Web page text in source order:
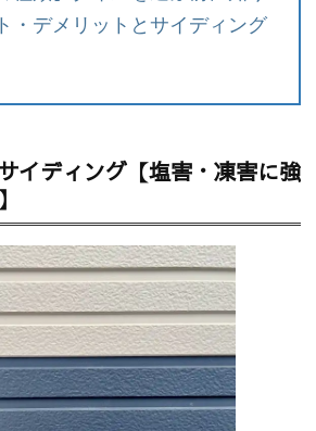
・デメリットとサイディング
イディング【塩害・凍害に強